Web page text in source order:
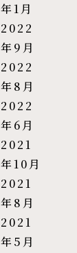
年1月
2022
年9月
2022
年8月
2022
年6月
2021
年10月
2021
年8月
2021
年5月